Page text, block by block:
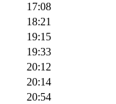
17:08
18:21
19:15
19:33
20:12
20:14
20:54